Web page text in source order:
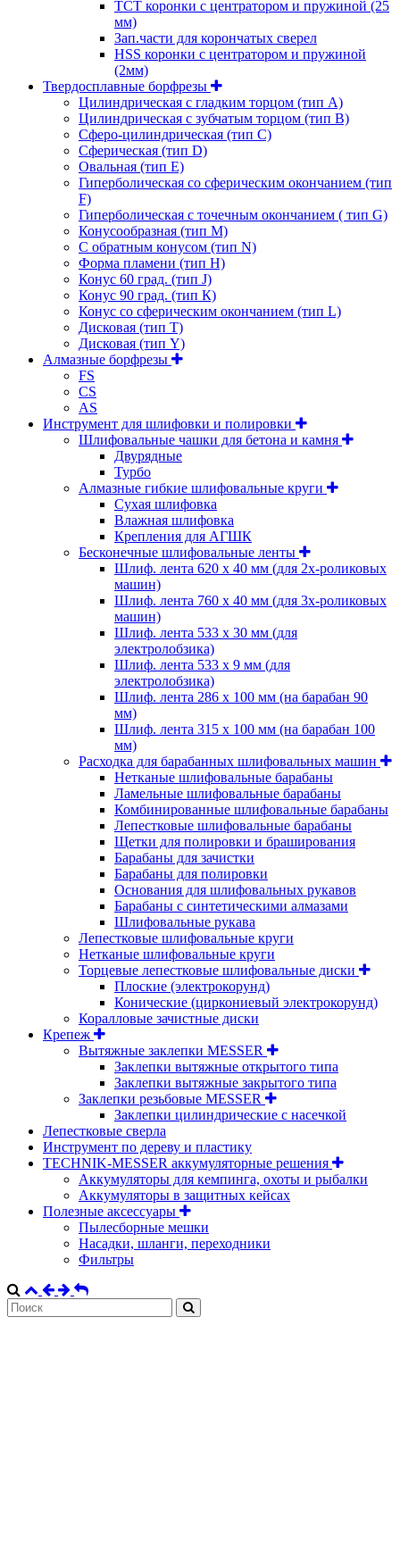
ТСТ коронки с центратором и пружиной (25
мм)
Зап.части для корончатых сверел
HSS коронки с центратором и пружиной
(2мм)
Твердосплавные борфрезы
Цилиндрическая с гладким торцом (тип А)
Цилиндрическая с зубчатым торцом (тип В)
Сферо-цилиндрическая (тип С)
Сферическая (тип D)
Овальная (тип Е)
Гиперболическая со сферическим окончанием (тип
F)
Гиперболическая с точечным окончанием ( тип G)
Конусообразная (тип М)
C обратным конусом (тип N)
Форма пламени (тип H)
Конус 60 град. (тип J)
Конус 90 град. (тип К)
Конус со сферическим окончанием (тип L)
Дисковая (тип Т)
Дисковая (тип Y)
Алмазные борфрезы
FS
CS
AS
Инструмент для шлифовки и полировки
Шлифовальные чашки для бетона и камня
Двурядные
Турбо
Алмазные гибкие шлифовальные круги
Cухая шлифовка
Влажная шлифовка
Крепления для АГШК
Бесконечные шлифовальные ленты
Шлиф. лента 620 х 40 мм (для 2х-роликовых
машин)
Шлиф. лента 760 х 40 мм (для 3х-роликовых
машин)
Шлиф. лента 533 х 30 мм (для
электролобзика)
Шлиф. лента 533 х 9 мм (для
электролобзика)
Шлиф. лента 286 х 100 мм (на барабан 90
мм)
Шлиф. лента 315 х 100 мм (на барабан 100
мм)
Расходка для барабанных шлифовальных машин
Нетканые шлифовальные барабаны
Ламельные шлифовальные барабаны
Комбинированные шлифовальные барабаны
Лепестковые шлифовальные барабаны
Щетки для полировки и браширования
Барабаны для зачистки
Барабаны для полировки
Основания для шлифовальных рукавов
Барабаны с синтетическими алмазами
Шлифовальные рукава
Лепестковые шлифовальные круги
Нетканые шлифовальные круги
Торцевые лепестковые шлифовальные диски
Плоские (электрокорунд)
Конические (циркониевый электрокорунд)
Коралловые зачистные диски
Крепеж
Вытяжные заклепки MESSER
Заклепки вытяжные открытого типа
Заклепки вытяжные закрытого типа
Заклепки резьбовые MESSER
Заклепки цилиндрические с насечкой
Лепестковые сверла
Инструмент по дереву и пластику
TECHNIK-MESSER аккумуляторные решения
Аккумуляторы для кемпинга, охоты и рыбалки
Аккумуляторы в защитных кейсах
Полезные аксессуары
Пылесборные мешки
Насадки, шланги, переходники
Фильтры